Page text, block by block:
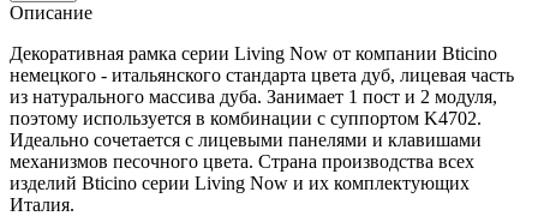
Описание
Декоративная рамка серии Living Now от компании Bticino
немецкого - итальянского стандарта цвета дуб, лицевая часть
из натурального массива дуба. Занимает 1 пост и 2 модуля,
поэтому используется в комбинации с суппортом K4702.
Идеально сочетается с лицевыми панелями и клавишами
механизмов песочного цвета. Страна производства всех
изделий Bticino серии Living Now и их комплектующих
Италия.